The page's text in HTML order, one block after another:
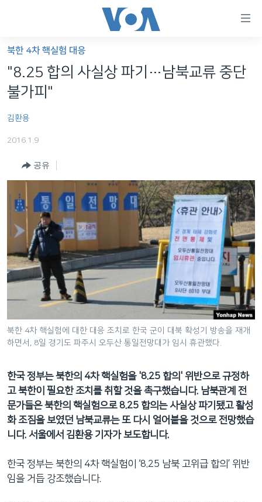
가
능
링
인
인
네
비
게
션
으
이
검
색
이
등
세계
라디오
프로그램
주파수 안내
언어 선택
북한 4차 핵실험 대응
"8.25 합의 사실상 파기…남북교류 중단
불가피"
김환용
2016.1.9
공유
북한 4차 핵실험에 대한 대응 조치로 한국 군이 대북 확성기 방송을 재개
하면서, 8일 경기도 파주시 오두산 통일전망대가 임시 휴관했다.
한국 정부는 북한의 4차 핵실험을 '8.25 합의' 위반으로 규정하
고 북한이 필요한 조치를 취할 것을 촉구했습니다. 남북관계 전
문가들은 북한의 핵실험으로 8.25 합의는 사실상 파기됐고 활성
화 조짐을 보였던 남북교류는 또 다시 얼어붙을 것으로 전망했습
니다. 서울에서 김환용 기자가 보도합니다.
한국 정부는 북한의 4차 핵실험이 ‘8.25 남북 고위급 합의’ 위반
임을 거듭 강조했습니다.